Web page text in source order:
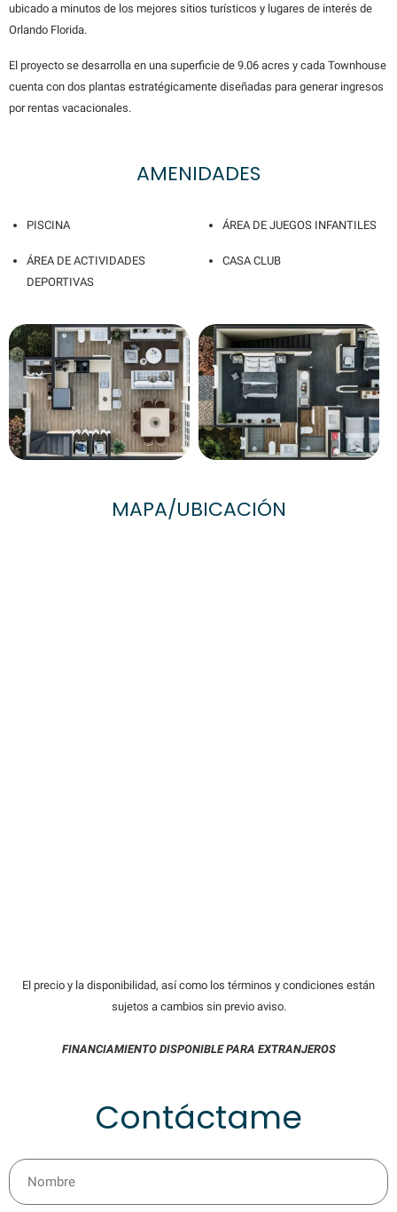
ubicado a minutos de los mejores sitios turísticos y lugares de interés de
Orlando Florida.
El proyecto se desarrolla en una superficie de 9.06 acres y cada Townhouse
cuenta con dos plantas estratégicamente diseñadas para generar ingresos
por rentas vacacionales.
AMENIDADES
PISCINA
ÁREA DE ACTIVIDADES
DEPORTIVAS
ÁREA DE JUEGOS INFANTILES
CASA CLUB
MAPA/UBICACIÓN
El precio y la disponibilidad, así como los términos y condiciones están
sujetos a cambios sin previo aviso.
FINANCIAMIENTO DISPONIBLE PARA EXTRANJEROS
Contáctame